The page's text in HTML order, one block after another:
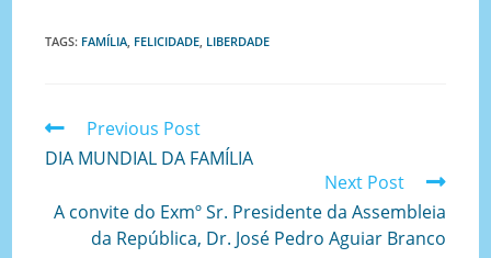
TAGS: FAMÍLIA FELICIDADE LIBERDADE
Previous Post
DIA MUNDIAL DA FAMÍLIA
Next Post
A convite do Exmº Sr. Presidente da Assembleia
da República, Dr. José Pedro Aguiar Branco